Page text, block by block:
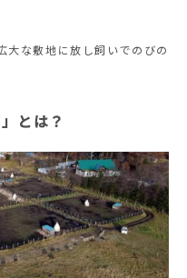
大な敷地に放し飼いでのびの
とは？